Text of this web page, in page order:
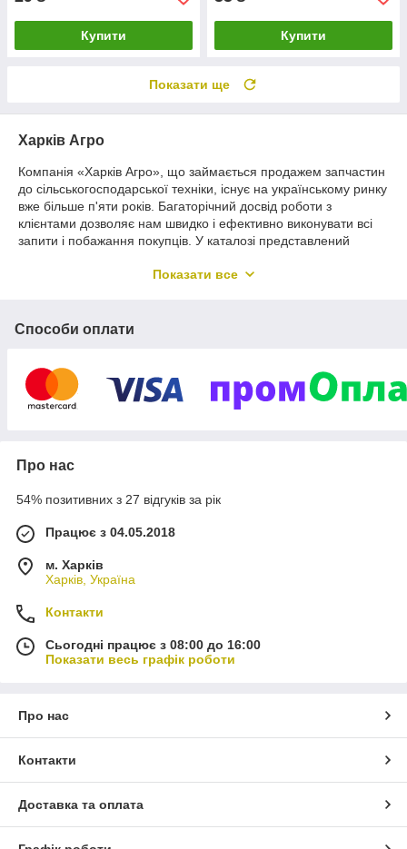
Купити Купити
Показати ще
Харків Агро
Компанія «Харків Агро», що займається продажем запчастин
до сільськогосподарської техніки, існує на українському ринку
вже більше п'яти років. Багаторічний досвід роботи з
клієнтами дозволяє нам швидко і ефективно виконувати всі
запити і побажання покупців. У каталозі представлений
основна мета – швидке реагування на замовлення клієнта, а
Показати все
Способи оплати
Про нас
54% позитивних з 27 відгуків за рік
Працює з 04.05.2018
м. Харків
Харків, Україна
Контакти
Сьогодні працює з 08:00 до 16:00
Показати весь графік роботи
Про нас
Контакти
Доставка та оплата